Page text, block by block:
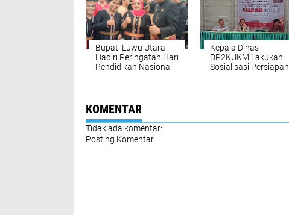
Bupati Luwu Utara
Hadiri Peringatan Hari
Pendidikan Nasional
Kepala Dinas
DP2KUKM Lakukan
Sosialisasi Persiapan
KOMENTAR
Tidak ada komentar:
Posting Komentar